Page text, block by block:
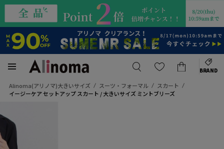
BRAND
Alinoma(アリノマ)大きいサイズ スーツ・フォーマル
スカート
イージーケア セットアップ スカート / 大きいサイズ ミントブリーズ